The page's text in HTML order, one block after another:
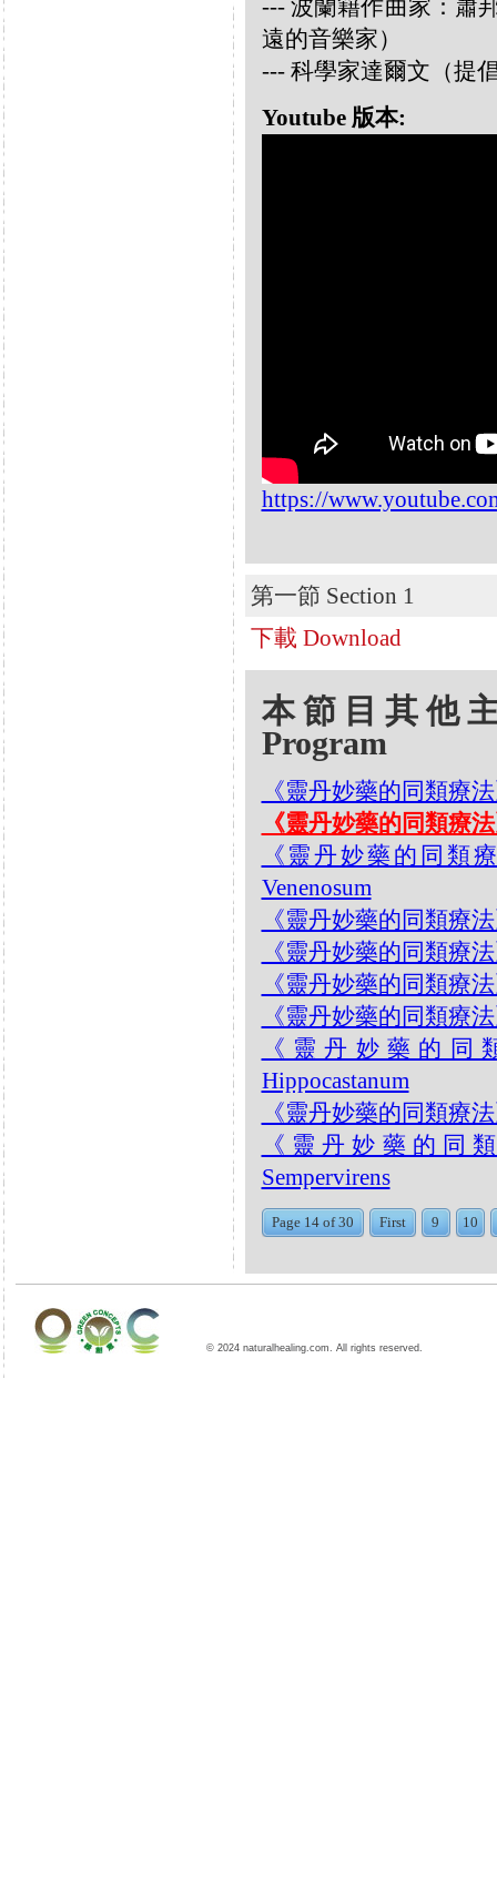
--- 波蘭籍作曲家：蕭
遠的音樂家）
--- 科學家達爾文（提
Youtube 版本:
https://
第一節 Section 1
下載 Download
本節目其他
Program
《靈丹妙藥的同類療
《靈丹妙藥的同類療
《靈丹妙藥的同類
Venenosum
《靈丹妙藥的同類療
《靈丹妙藥的同類療
《靈丹妙藥的同類療
《靈丹妙藥的同類療
《靈丹妙藥的同
Hippocastanum
《靈丹妙藥的同類療
《靈丹妙藥的同
Sempervirens
Page 14 of 30 First 9 10
© 2024 naturalhealing.com. All rights reserved.